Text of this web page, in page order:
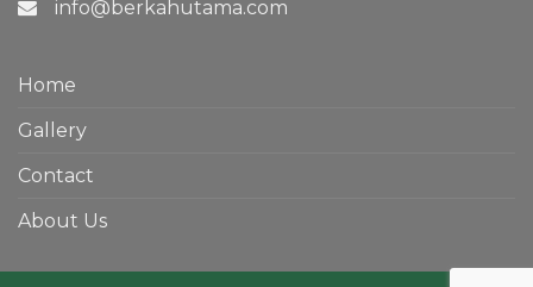
info@berkahutama.com
Home
Gallery
Contact
About Us